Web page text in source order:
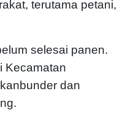
terutama petani,
selesai panen.
Kecamatan
dan